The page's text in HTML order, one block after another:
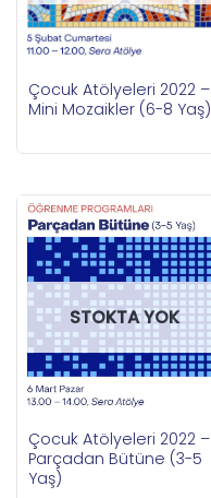
Çocuk Atölyeleri 2022 –
Mini Mozaikler (6-8 Yaş)
STOKTA YOK
Çocuk Atölyeleri 2022 –
Parçadan Bütüne (3-5
Yaş)